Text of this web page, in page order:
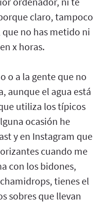
claro, tampoco
no has metido ni
x horas.
o a la gente que no
aunque el agua está
utiliza los típicos
ocasión he
y en Instagram que
cuando me
con los bidones,
tienes el
sobres que llevan